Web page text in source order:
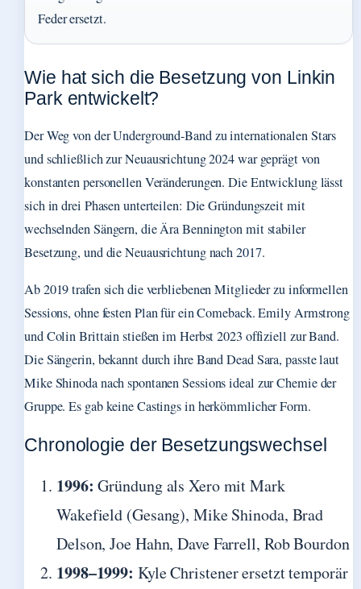
Feder ersetzt.
Wie hat sich die Besetzung von Linkin
Park entwickelt?
Der Weg von der Underground-Band zu internationalen Stars
und schließlich zur Neuausrichtung 2024 war geprägt von
konstanten personellen Veränderungen. Die Entwicklung lässt
sich in drei Phasen unterteilen: Die Gründungszeit mit
wechselnden Sängern, die Ära Bennington mit stabiler
Besetzung, und die Neuausrichtung nach 2017.
Ab 2019 trafen sich die verbliebenen Mitglieder zu informellen
Sessions, ohne festen Plan für ein Comeback. Emily Armstrong
und Colin Brittain stießen im Herbst 2023 offiziell zur Band.
Die Sängerin, bekannt durch ihre Band Dead Sara, passte laut
Mike Shinoda nach spontanen Sessions ideal zur Chemie der
Gruppe. Es gab keine Castings in herkömmlicher Form.
Chronologie der Besetzungswechsel
1996: Gründung als Xero mit Mark
Wakefield (Gesang), Mike Shinoda, Brad
Delson, Joe Hahn, Dave Farrell, Rob Bourdon
1998–1999: Kyle Christener ersetzt temporär